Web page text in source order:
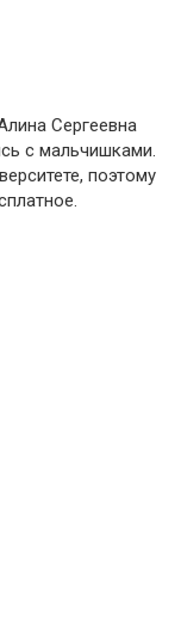
Сергеевна
с мальчишками.
поэтому